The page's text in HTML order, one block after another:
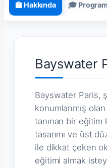
🏫 Hakkında 🎓
Bayswater
Bayswater Paris,
konumlanmış
tanınan bir eğitim
tasarımı ve üst
ile dikkat çeken
eğitimi almak